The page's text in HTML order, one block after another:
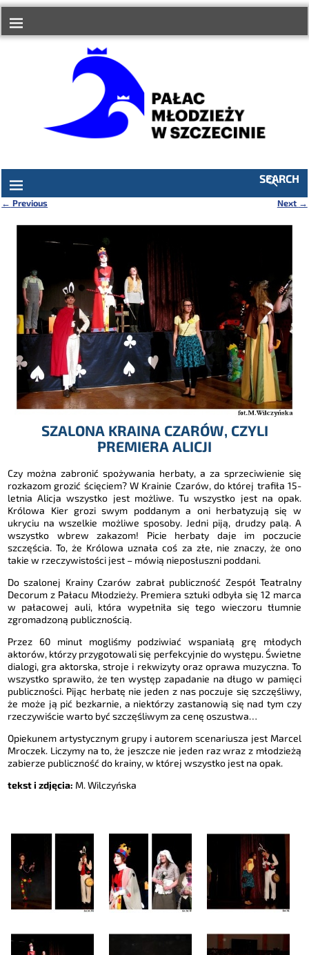
treści
SEARCH
← Previous Next →
SZALONA KRAINA CZARÓW, CZYLI
PREMIERA ALICJI
Czy można zabronić spożywania herbaty, a za sprzeciwienie się
rozkazom grozić ścięciem? W Krainie Czarów, do której trafiła 15-
letnia Alicja wszystko jest możliwe. Tu wszystko jest na opak.
Królowa Kier grozi swym poddanym a oni herbatyzują się w
ukryciu na wszelkie możliwe sposoby. Jedni piją, drudzy palą. A
wszystko wbrew zakazom! Picie herbaty daje im poczucie
szczęścia. To, że Królowa uznała coś za złe, nie znaczy, że ono
takie w rzeczywistości jest – mówią nieposłuszni poddani.
Do szalonej Krainy Czarów zabrał publiczność Zespół Teatralny
Decorum z Pałacu Młodzieży. Premiera sztuki odbyła się 12 marca
w pałacowej auli, która wypełniła się tego wieczoru tłumnie
zgromadzoną publicznością.
Przez 60 minut mogliśmy podziwiać wspaniałą grę młodych
aktorów, którzy przygotowali się perfekcyjnie do występu. Świetne
dialogi, gra aktorska, stroje i rekwizyty oraz oprawa muzyczna. To
wszystko sprawiło, że ten występ zapadanie na długo w pamięci
publiczności. Pijąc herbatę nie jeden z nas poczuje się szczęśliwy,
że może ją pić bezkarnie, a niektórzy zastanowią się nad tym czy
rzeczywiście warto być szczęśliwym za cenę oszustwa…
Opiekunem artystycznym grupy i autorem scenariusza jest Marcel
Mroczek. Liczymy na to, że jeszcze nie jeden raz wraz z młodzieżą
zabierze publiczność do krainy, w której wszystko jest na opak.
tekst i zdjęcia: M. Wilczyńska